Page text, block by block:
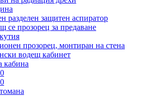
разделен защитен аспиратор
се прозорец за предаване
прозорец, монтиран на стена
водещ кабинет
кабина